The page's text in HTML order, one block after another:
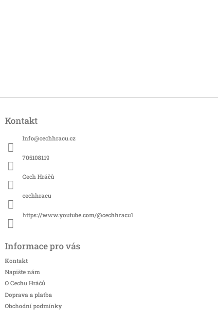
pKontakt
Info@cechhracu.cz
705108119
Cech Hráčů
cechhracu
https://www.youtube.com/@cechhracu1
Informace pro vás
Kontakt
Napište nám
O Cechu Hráčů
Doprava a platba
Obchodní podmínky